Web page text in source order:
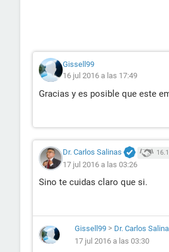
Gissell99
16 jul 2016 a las 17:49
Gracias y es posible que este
Dr. Carlos Salinas
17 jul 2016 a las 03:26
Sino te cuidas claro que si.
Gissell99 > Dr. Carlos
17 jul 2016 a las 03:30